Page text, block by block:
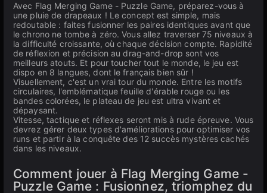
Avec Flag Merging Game - Puzzle Game, préparez-vous à
une pluie de drapeaux ! Le concept est simple, mais
redoutable : faites fusionner les paires identiques avant que
le chrono ne tombe à zéro. Vous allez traverser 75 niveaux à
la difficulté croissante, où chaque décision compte. Rapidité
de réflexion et précision au drag-and-drop sont vos
meilleurs atouts. Et pour toucher tout le monde, le jeu est
dispo en 8 langues, dont le français bien sûr !
Visuellement, c'est un vrai tour du monde. Entre les motifs
circulaires, l'emblématique feuille d'érable rouge ou les
bandes colorées, le plateau de jeu est ultra vivant et
dépaysant.
Vitesse, tactique et réflexes seront mis à rude épreuve. Vous
devrez gérer deux types d'améliorations pour optimiser vos
runs et partir à la conquête des 12 succès mystères cachés
dans les niveaux.
Comment jouer à Flag Merging Game -
Puzzle Game : Fusionnez, triomphez du